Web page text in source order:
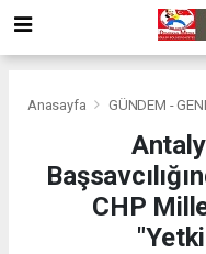
Anasayfa GÜNDEM -
CHP